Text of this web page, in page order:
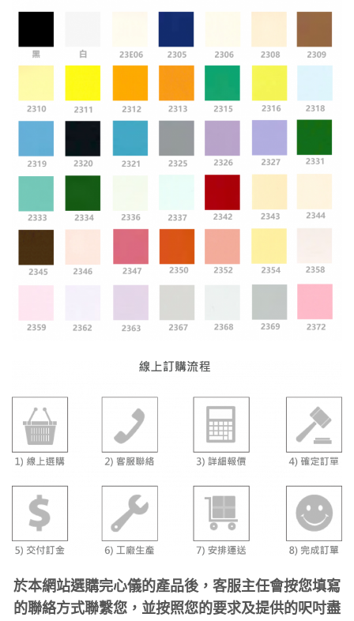
於本網站選購完心儀的產品後，客服主任會按您填寫
的聯絡方式聯繫您，並按照您的要求及提供的呎吋盡